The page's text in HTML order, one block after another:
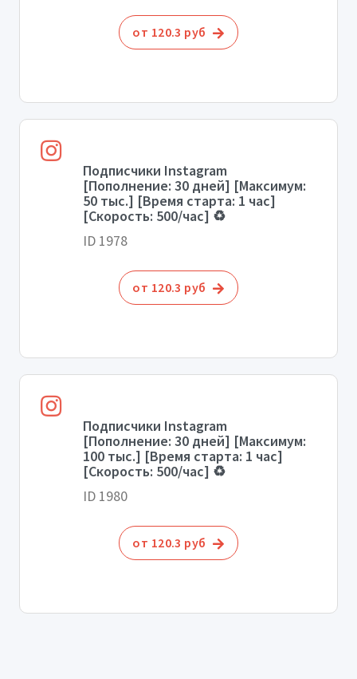
от 120.3 руб
Подписчики Instagram
[Пополнение: 30 дней] [Максимум:
50 тыс.] [Время старта: 1 час]
[Скорость: 500/час] ♻️
ID 1978
от 120.3 руб
Подписчики Instagram
[Пополнение: 30 дней] [Максимум:
100 тыс.] [Время старта: 1 час]
[Скорость: 500/час] ♻️
ID 1980
от 120.3 руб